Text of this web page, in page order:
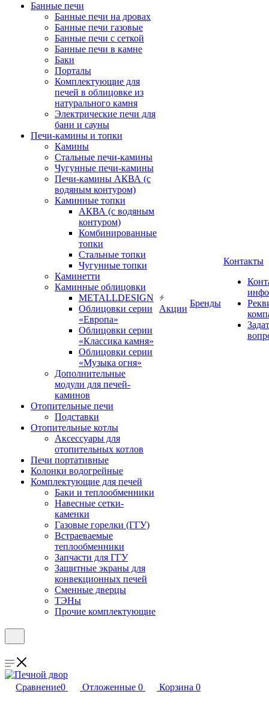
Банные печи
Банные печи на дровах
Банные печи газовые
Банные печи с сеткой
Банные печи в камне
Баки
Порталы
Комплектующие для
печей в облицовке из
натурального камня
Электрические печи для
бани и сауны
Печи-камины и топки
Камины
Стальные печи-камины
Чугунные печи-камины
Печи-камины АКВА (с
водяным контуром)
Каминные топки
АКВА (с водяным
контуром)
Комбинированные
топки
Стальные топки
Чугунные топки
Каминетти
Каминные облицовки
METALLDESIGN
Облицовки серии
«Европа»
Облицовки серии
«Классика камня»
Облицовки серии
«Музыка огня»
Дополнительные
модули для печей-
каминов
Отопительные печи
Подставки
Отопительные котлы
Аксессуары для
отопительных котлов
Печи портативные
Колонки водогрейные
Комплектующие для печей
Баки и теплообменники
Навесные сетки-
каменки
Газовые горелки (ГГУ)
Встраеваемые
теплообменники
Запчасти для ГГУ
Защитные экраны для
конвекционных печей
Сменные дверцы
ТЭНы
Прочие комплектующие
Акции
Бренды
Контакты
Сравнение0 Отложенные 0 Корзина 0